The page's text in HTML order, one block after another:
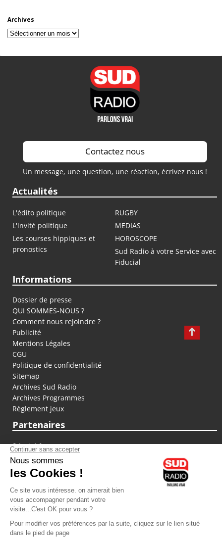
Archives
Archives
Contactez nous
Un message, une question, une réaction, écrivez nous !
Actualités
L'édito politique
RUGBY
L'invité politique
MEDIAS
Les courses hippiques et
pronostics
HOROSCOPE
Sud Radio à votre Service avec
Fiducial
Informations
Dossier de presse
QUI SOMMES-NOUS ?
Comment nous rejoindre ?
Publicité
Mentions Légales
CGU
Politique de confidentialité
Sitemap
Archives Sud Radio
Archives Programmes
Règlement jeux
Partenaires
fiducial.fr
lyoncapitale.fr
olympique-et-lyonnais.com
L'application Iphone / Android
Téléchargez l'application